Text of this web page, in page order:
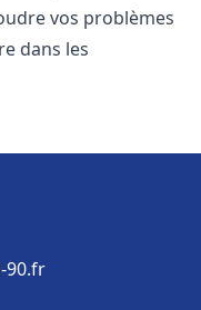
vos problèmes
dans les
90.fr